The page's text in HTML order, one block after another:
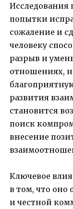
Исследования
попытки
сожаление и
человеку
разрыв и
отношениях,
развития
становится
поиск
внесение
Ключевое
в том, что оно
и честной